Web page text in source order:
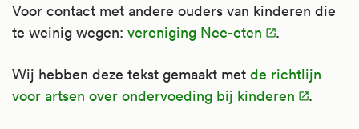
Voor contact met andere ouders van kinderen die
te weinig wegen: vereniging Nee-eten .
Wij hebben deze tekst gemaakt met de richtlijn
voor artsen over ondervoeding bij kinderen
.